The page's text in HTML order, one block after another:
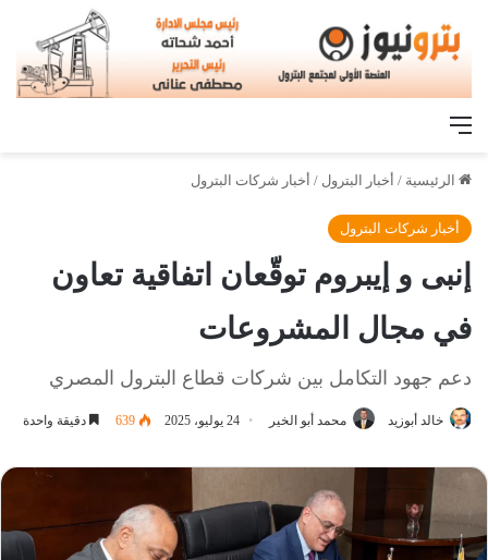
القائمة
الرئيسية / أخبار البترول / أخبار شركات البترول
أخبار شركات البترول
إنبى و إيبروم توقّعان اتفاقية تعاون
في مجال المشروعات
دعم جهود التكامل بين شركات قطاع البترول المصري
خالد أبوزيد محمد أبو الخير 24 يوليو، 2025 639 دقيقة واحدة